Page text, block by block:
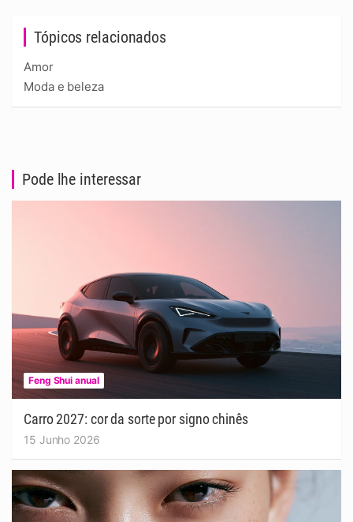
Tópicos relacionados
Amor
Moda e beleza
Pode lhe interessar
Feng Shui anual
Carro 2027: cor da sorte por signo chinês
15 Junho 2026